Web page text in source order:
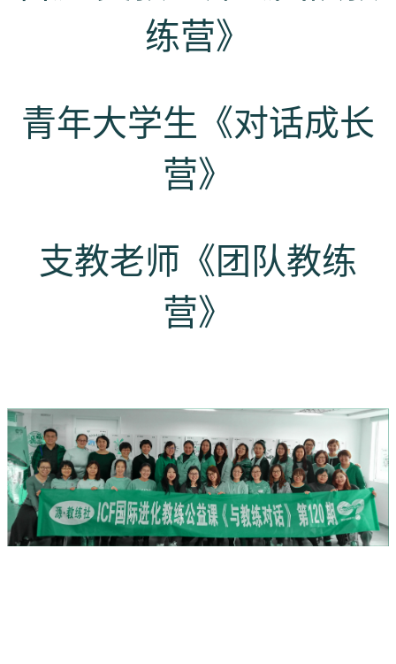
练营》
青年大学生《对话成长
营》
支教老师《团队教练
营》